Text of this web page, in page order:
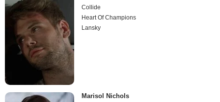
Collide
Heart Of Champions
Lansky
Marisol Nichols